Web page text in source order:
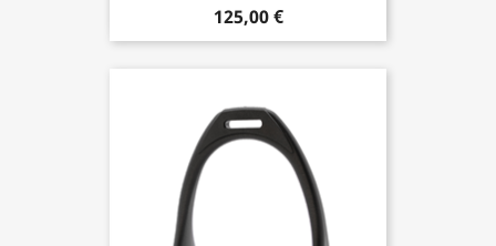
125,00 €